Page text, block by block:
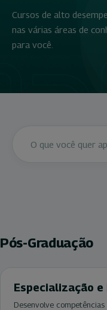
Cursos de alto
nas várias áreas de
para você.
Pós-Graduação
Especialização e
Desenvolve